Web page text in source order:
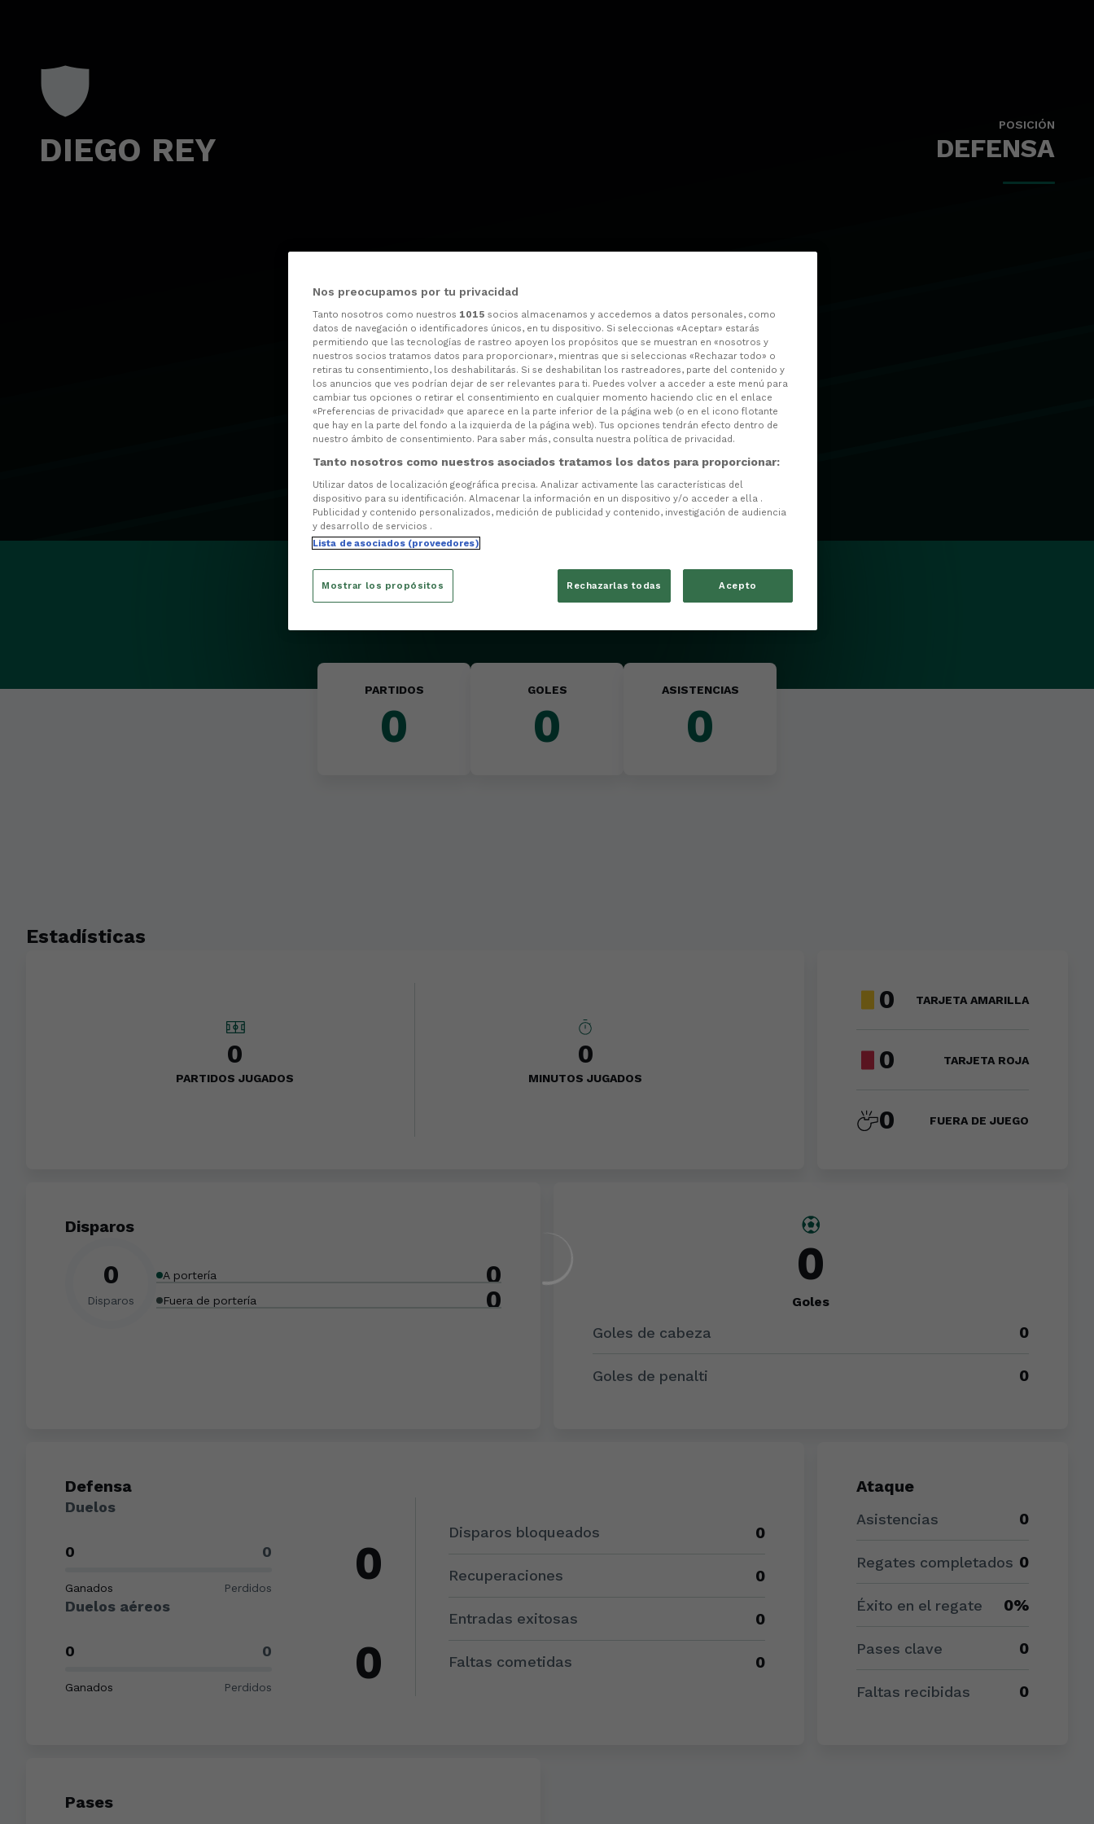
DIEGO REY
POSICIÓN
DEFENSA
PARTIDOS
0
GOLES
0
ASISTENCIAS
0
Estadísticas
0
PARTIDOS JUGADOS
0
MINUTOS JUGADOS
0
Goles
Goles de cabeza 0
Goles de penalti 0
Disparos
0
Disparos
A portería 0
Fuera de portería 0
Ataque
Asistencias 0
Regates completados 0
Éxito en el regate 0%
Pases clave 0
Faltas recibidas 0
0 TARJETA AMARILLA
0 TARJETA ROJA
0 FUERA DE JUEGO
Defensa
Duelos
0 0
Ganados Perdidos 0
Duelos aéreos
0 0
Ganados Perdidos 0
Disparos bloqueados 0
Recuperaciones 0
Entradas exitosas 0
Faltas cometidas 0
Pases
Nos preocupamos por tu privacidad
Tanto nosotros como nuestros 1015 socios almacenamos y accedemos a datos personales, como
datos de navegación o identificadores únicos, en tu dispositivo. Si seleccionas «Aceptar» estarás
permitiendo que las tecnologías de rastreo apoyen los propósitos que se muestran en «nosotros y
nuestros socios tratamos datos para proporcionar», mientras que si seleccionas «Rechazar todo» o
retiras tu consentimiento, los deshabilitarás. Si se deshabilitan los rastreadores, parte del contenido y
los anuncios que ves podrían dejar de ser relevantes para ti. Puedes volver a acceder a este menú para
cambiar tus opciones o retirar el consentimiento en cualquier momento haciendo clic en el enlace
«Preferencias de privacidad» que aparece en la parte inferior de la página web (o en el icono flotante
que hay en la parte del fondo a la izquierda de la página web). Tus opciones tendrán efecto dentro de
nuestro ámbito de consentimiento. Para saber más, consulta nuestra política de privacidad.
Tanto nosotros como nuestros asociados tratamos los datos para proporcionar:
Utilizar datos de localización geográfica precisa. Analizar activamente las características del
dispositivo para su identificación. Almacenar la información en un dispositivo y/o acceder a ella .
Publicidad y contenido personalizados, medición de publicidad y contenido, investigación de audiencia
y desarrollo de servicios .
Lista de asociados (proveedores)
Rechazarlas todas Acepto
Mostrar los propósitos